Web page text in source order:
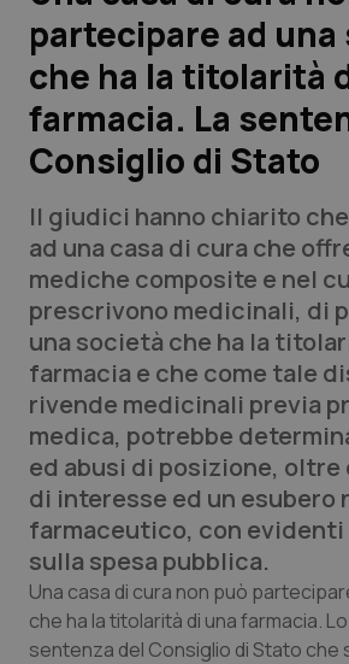
Scienza e Farmaci
Studi e Analisi
Lettere al direttore
QS Pro
Professionisti Sanitari.AI
Abruzzo
Basilicata
Calabria
Campania
Emilia-Romagna
QS Pro Gold
Artrite & artrosi
Asma & BPCO
Car-T
Colesterolo &
QS Club Newsletter
partecipare ad una
che ha la titolarità
farmacia. La
Consiglio di Stato
Il giudici hanno chiarito
ad una casa di cura che
mediche composite e nel
prescrivono medicinali, di
una società che ha la
farmacia e che come tale
rivende medicinali previa
medica, potrebbe
ed abusi di posizione,
di interesse ed un esubero
farmaceutico, con
sulla spesa pubblica.
Una casa di cura non può
che ha la titolarità di una farmacia.
sentenza del Consiglio di Stato che